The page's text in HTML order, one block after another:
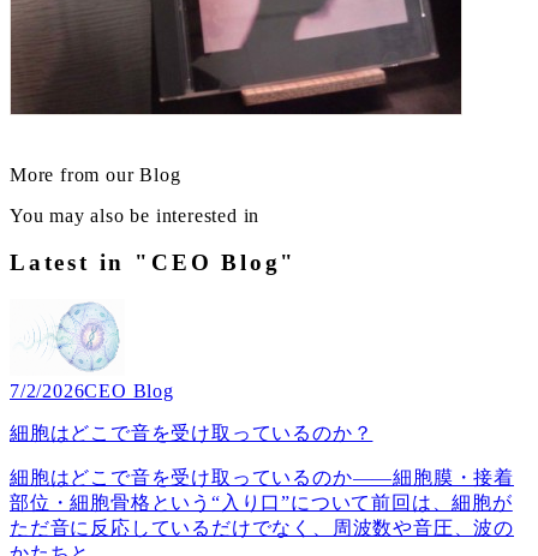
More from our Blog
You may also be interested in
Latest in "CEO Blog"
7/2/2026CEO Blog
細胞はどこで音を受け取っているのか？
細胞はどこで音を受け取っているのか――細胞膜・接着
部位・細胞骨格という“入り口”について前回は、細胞が
ただ音に反応しているだけでなく、周波数や音圧、波の